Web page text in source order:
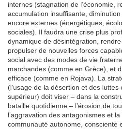
internes (stagnation de l’économie,
accumulation insuffisante,
encore externes (énergétiques,
sociales). Il faudra une crise plus
dynamique de désintégration,
propulser de nouvelles forces
social avec des modes de vie
marchandes (comme en Grèce), et
efficace (comme en Rojava). La
(l’usage de la désertion et des luttes
supérieur) doit viser – dans la
bataille quotidienne – l’érosion de
l’aggravation des antagonismes et la
communauté autonome, consciente